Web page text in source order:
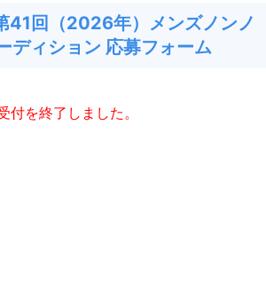
41回（2026年）メンズノンノ
ディション 応募フォーム
付を終了しました。